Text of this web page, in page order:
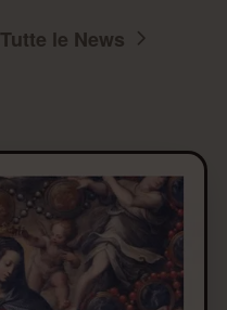
Tutte le News